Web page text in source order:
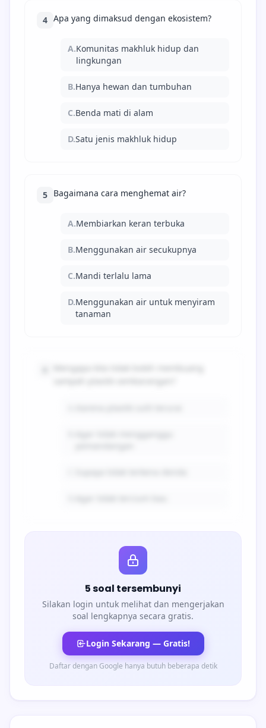
4 Apa yang dimaksud dengan ekosistem?
A.Komunitas makhluk hidup dan
lingkungan
B.Hanya hewan dan tumbuhan
C.Benda mati di alam
D.Satu jenis makhluk hidup
5 Bagaimana cara menghemat air?
A.Membiarkan keran terbuka
B.Menggunakan air secukupnya
C.Mandi terlalu lama
D.Menggunakan air untuk menyiram
tanaman
5 soal tersembunyi
Silakan login untuk melihat dan mengerjakan
soal lengkapnya secara gratis.
Login Sekarang — Gratis!
Daftar dengan Google hanya butuh beberapa detik